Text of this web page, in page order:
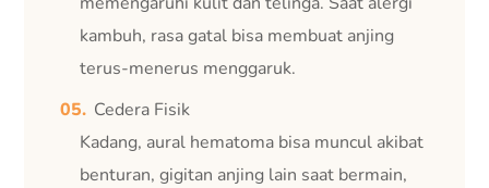
kambuh, rasa gatal bisa membuat anjing
terus-menerus menggaruk.
Cedera Fisik
Kadang, aural hematoma bisa muncul akibat
benturan, gigitan anjing lain saat bermain,